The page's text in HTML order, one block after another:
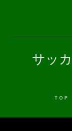
サッ
ＴＯＰ